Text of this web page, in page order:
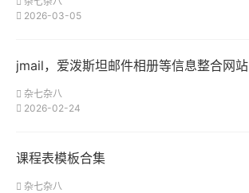
2026-03-05
jmail，爱泼斯坦邮件相册等信息整合网站
杂七杂八
2026-02-24
课程表模板合集
杂七杂八